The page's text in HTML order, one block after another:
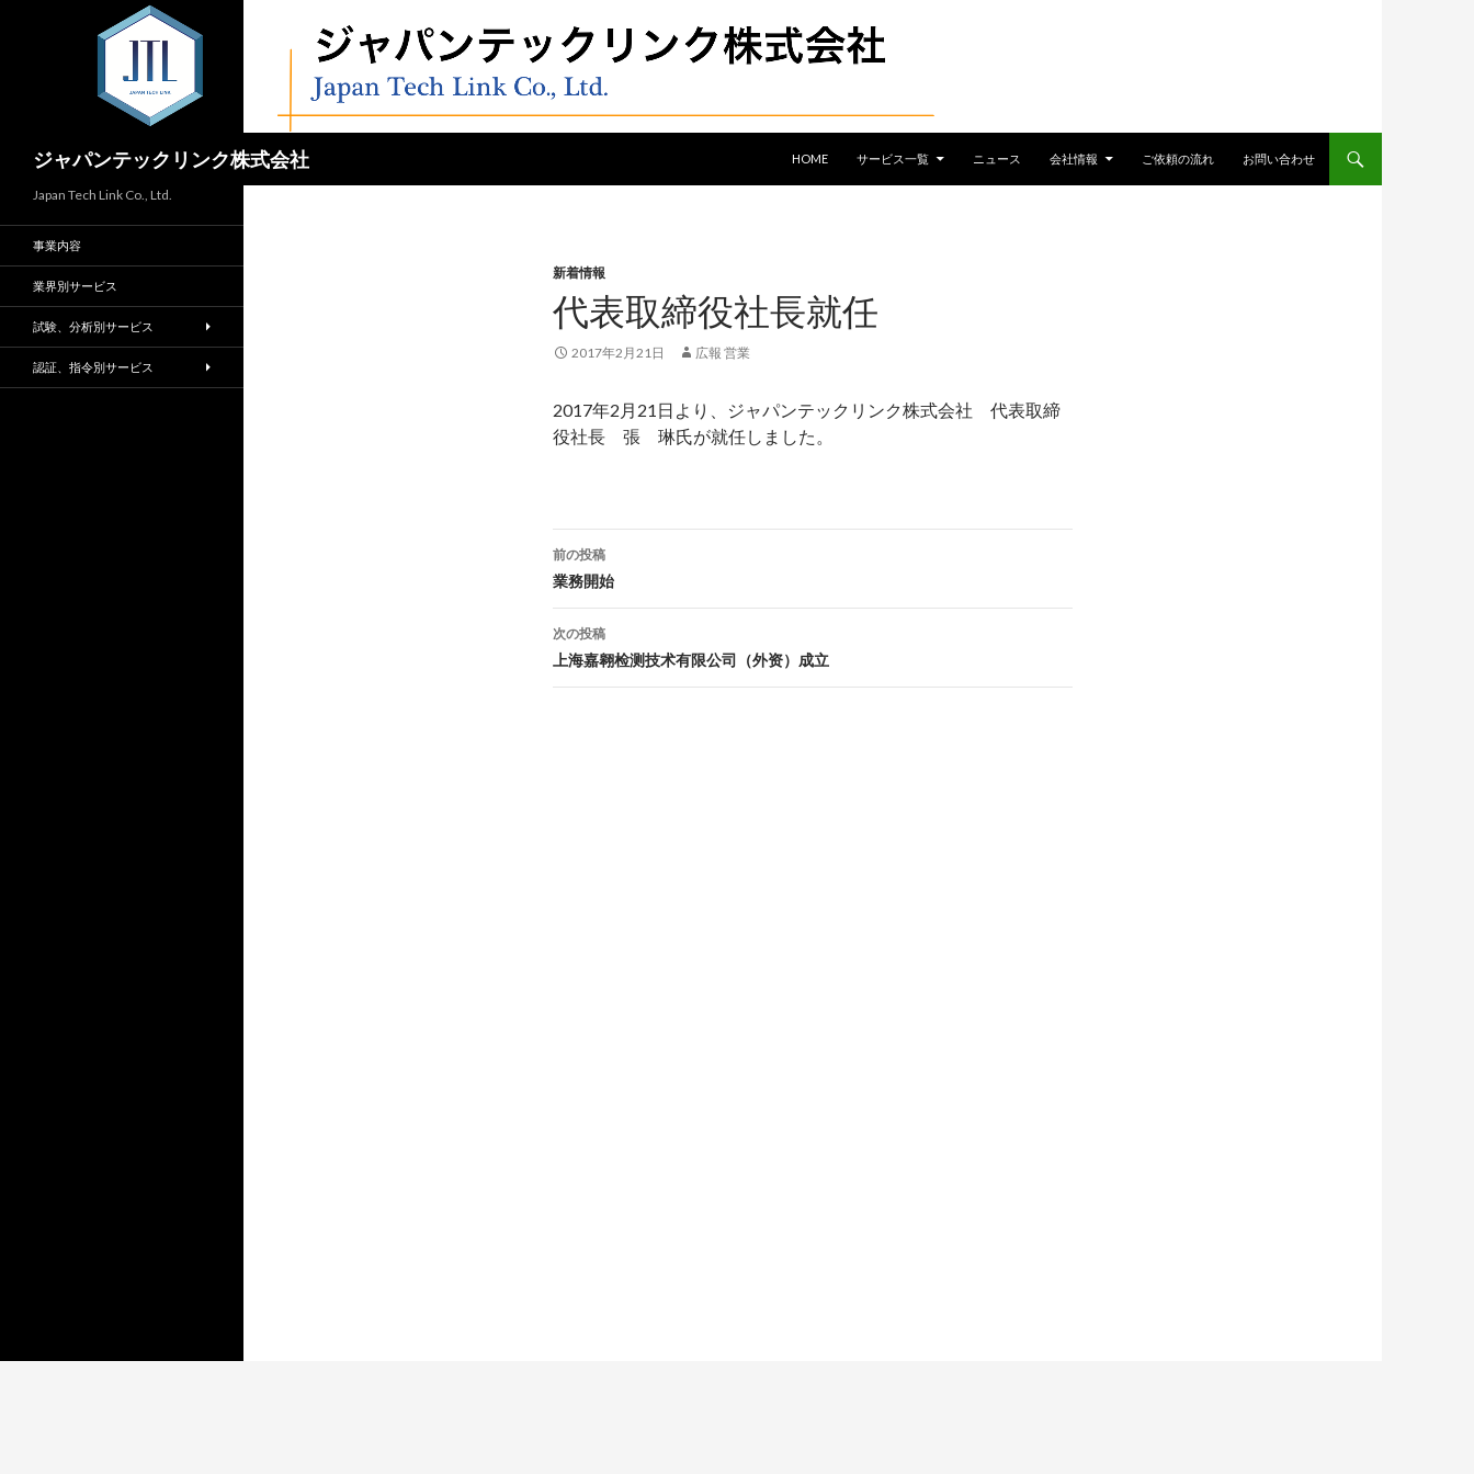
ジャパンテックリンク株式会社
HOME
サービス一覧 ニュース 会社情報 ご依頼の流れ お問い合わせ
新着情報
代表取締役社長就任
2017年2月21日 広報 営業
2017年2月21日より、ジャパンテックリンク株式会社 代表取締
役社長 張 琳氏が就任しました。
投
稿
ナ
ビ
ゲ
前の投稿
業務開始
次の投稿
上海嘉翱检测技术有限公司（外资）成立
Japan Tech Link Co., Ltd.
事業内容
業界別サービス
試験、分析別サービス
認証、指令別サービス